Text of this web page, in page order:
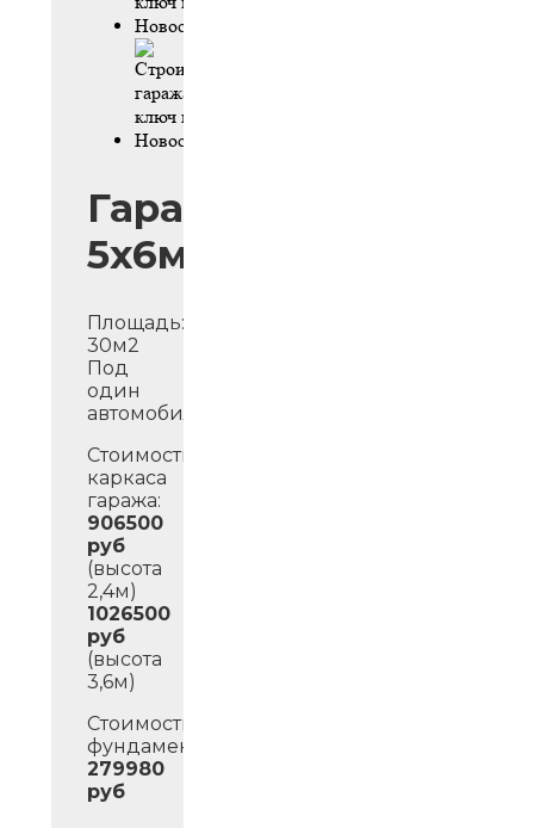
Гараж
5х6м
Площадь:
30м2
Под
один
автомобиль.
Стоимость
каркаса
гаража:
906500
руб
(высота
2,4м)
1026500
руб
(высота
3,6м)
Стоимость
фундамента:
279980
руб